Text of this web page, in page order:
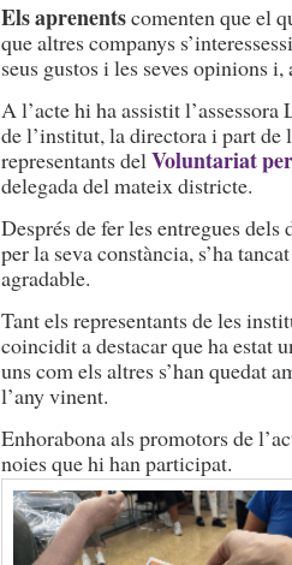
Els aprenentscomenten que el
que altres companys
seus gustos i les seves opinions i,
A l’acte hi ha assistit
de l’institut, la directora i part de
representants delVoluntariat
delegada del mateix districte.
Després de fer les entregues
per la seva constància, s’ha
agradable.
Tant els representants de les
coincidit a destacar que ha estat
uns com els altres s’han quedat
l’any vinent.
Enhorabona als promotors de
noies que hi han participat.